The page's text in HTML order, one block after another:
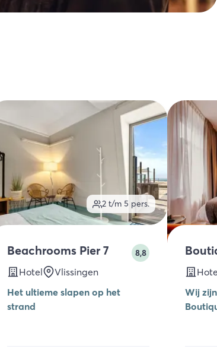
2 t/m 5 pers.
Beachrooms Pier 7 8,8
Hotel
Vlissingen
Het ultieme slapen op het
strand
Wij